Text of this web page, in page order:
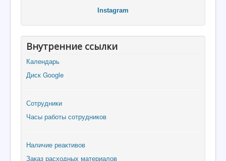
Instagram
Внутренние ссылки
Календарь
Диск Google
Сотрудники
Часы работы сотрудников
Наличие реактивов
Заказ расходных материалов